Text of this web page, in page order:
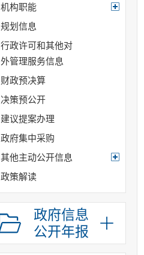
机构职能
规划信息
行政许可和其他对
外管理服务信息
财政预决算
决策预公开
建议提案办理
政府集中采购
其他主动公开信息
政策解读
政府信息
公开年报